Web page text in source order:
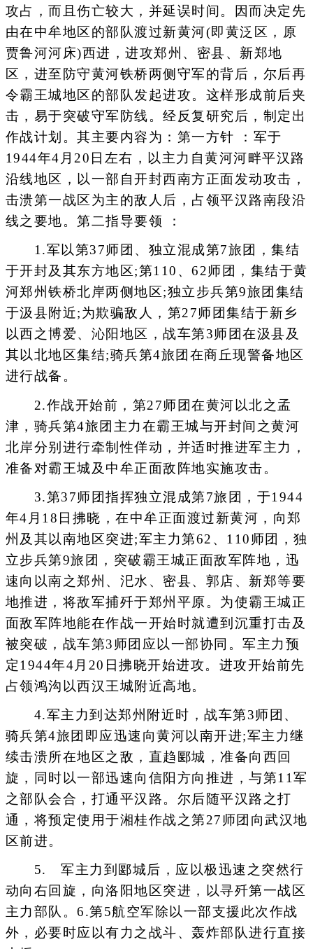
攻占，而且伤亡较大，并延误时间。因而决定先
由在中牟地区的部队渡过新黄河(即黄泛区，原
贾鲁河河床)西进，进攻郑州、密县、新郑地
区，进至防守黄河铁桥两侧守军的背后，尔后再
令霸王城地区的部队发起进攻。这样形成前后夹
击，易于突破守军防线。经反复研究后，制定出
作战计划。其主要内容为：第一方针 ：军于
1944年4月20日左右，以主力自黄河河畔平汉路
沿线地区，以一部自开封西南方正面发动攻击，
击溃第一战区为主的敌人后，占领平汉路南段沿
线之要地。第二指导要领 ：
1.军以第37师团、独立混成第7旅团，集结
于开封及其东方地区;第110、62师团，集结于黄
河郑州铁桥北岸两侧地区;独立步兵第9旅团集结
于汲县附近;为欺骗敌人，第27师团集结于新乡
以西之博爱、沁阳地区，战车第3师团在汲县及
其以北地区集结;骑兵第4旅团在商丘现警备地区
进行战备。
2.作战开始前，第27师团在黄河以北之孟
津，骑兵第4旅团主力在霸王城与开封间之黄河
北岸分别进行牵制性佯动，并适时推进军主力，
准备对霸王城及中牟正面敌阵地实施攻击。
3.第37师团指挥独立混成第7旅团，于1944
年4月18日拂晓，在中牟正面渡过新黄河，向郑
州及其以南地区突进;军主力第62、110师团，独
立步兵第9旅团，突破霸王城正面敌军阵地，迅
速向以南之郑州、汜水、密县、郭店、新郑等要
地推进，将敌军捕歼于郑州平原。为使霸王城正
面敌军阵地能在作战一开始时就遭到沉重打击及
被突破，战车第3师团应以一部协同。军主力预
定1944年4月20日拂晓开始进攻。进攻开始前先
占领鸿沟以西汉王城附近高地。
4.军主力到达郑州附近时，战车第3师团、
骑兵第4旅团即应迅速向黄河以南开进;军主力继
续击溃所在地区之敌，直趋郾城，准备向西回
旋，同时以一部迅速向信阳方向推进，与第11军
之部队会合，打通平汉路。尔后随平汉路之打
通，将预定使用于湘桂作战之第27师团向武汉地
区前进。
5. 军主力到郾城后，应以极迅速之突然行
动向右回旋，向洛阳地区突进，以寻歼第一战区
主力部队。6.第5航空军除以一部支援此次作战
外，必要时应以有力之战斗、轰炸部队进行直接